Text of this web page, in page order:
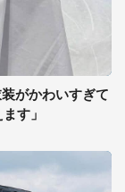
がかわいすぎて
す」